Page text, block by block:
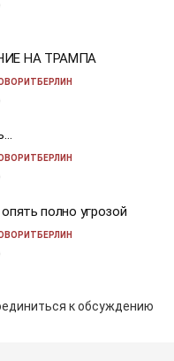
НА ТРАМПА
полно угрозой
к обсуждению